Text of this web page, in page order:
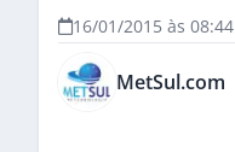
16/01/2015 às 08:44
MetSul.com